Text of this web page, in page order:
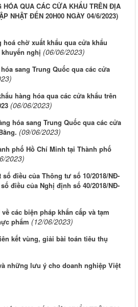
HÓA QUA CÁC CỬA KHẨU TRÊN ĐỊA
NHẬT ĐẾN 20H00 NGÀY 04/6/2023)
chờ xuất khẩu qua cửa khẩu
nghị (06/06/2023)
sang Trung Quốc qua các cửa
hàng hóa qua các cửa khẩu trên
(06/06/2023)
hóa sang Trung Quốc qua các cửa
(09/06/2023)
phố Hồ Chí Minh tại Thành phố
2023)
điều của Thông tư số 10/2018/NĐ-
điều của Nghị định số 40/2018/NĐ-
các biện pháp khẩn cấp và tạm
phẩm (12/06/2023)
kết vùng, giải bài toán tiêu thụ
những lưu ý cho doanh nghiệp Việt